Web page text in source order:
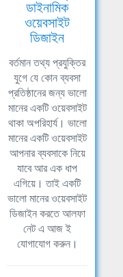
ডাইনামিক
ওয়েবসাইট
ডিজাইন
বর্তমান তথ্য প্রযুক্তির
যুগে যে কোন ব্যবসা
প্রতিষ্ঠানের জন্য ভালো
মানের একটি ওয়েবসাইট
থাকা অপরিহার্য। ভালো
মানের একটি ওয়েবসাইট
আপনার ব্যবসাকে নিয়ে
যাবে আর এক ধাপ
এগিয়ে। তাই একটি
ভালো মানের ওয়েবসাইট
ডিজাইন করতে আলফা
নেট এ আজ ই
যোগাযোগ করুন।